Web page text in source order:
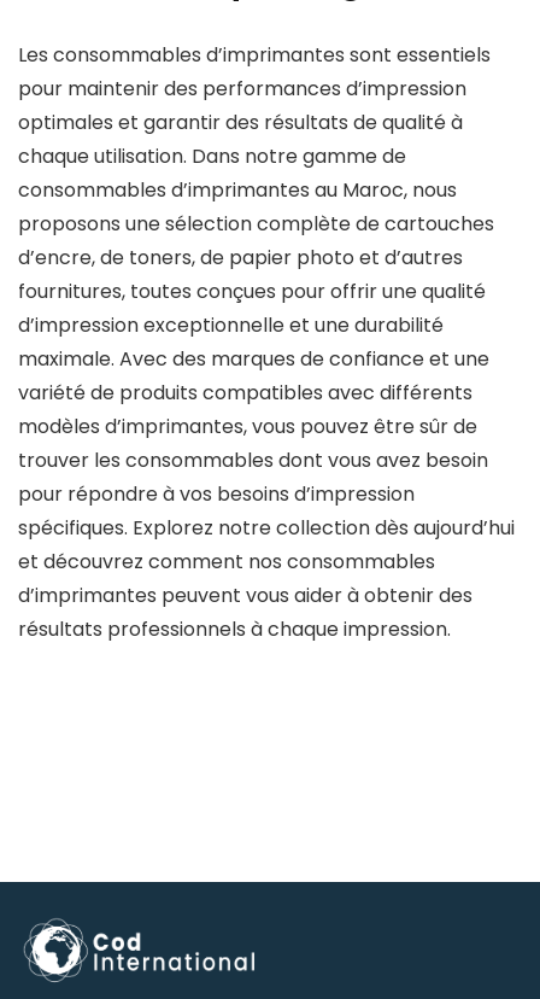
(1395C002)
quantity
4
Couleur
pour
PIXMA
quantity
Les consommables d’imprimantes sont essentiels
pour maintenir des performances d’impression
optimales et garantir des résultats de qualité à
chaque utilisation. Dans notre gamme de
consommables d’imprimantes au Maroc, nous
proposons une sélection complète de cartouches
d’encre, de toners, de papier photo et d’autres
fournitures, toutes conçues pour offrir une qualité
d’impression exceptionnelle et une durabilité
maximale. Avec des marques de confiance et une
variété de produits compatibles avec différents
modèles d’imprimantes, vous pouvez être sûr de
trouver les consommables dont vous avez besoin
pour répondre à vos besoins d’impression
spécifiques. Explorez notre collection dès aujourd’hui
et découvrez comment nos consommables
d’imprimantes peuvent vous aider à obtenir des
résultats professionnels à chaque impression.